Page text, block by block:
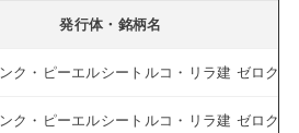
発行体・銘柄名
ク・ピーエルシートルコ・リラ建 ゼロクー
ク・ピーエルシートルコ・リラ建 ゼロクー